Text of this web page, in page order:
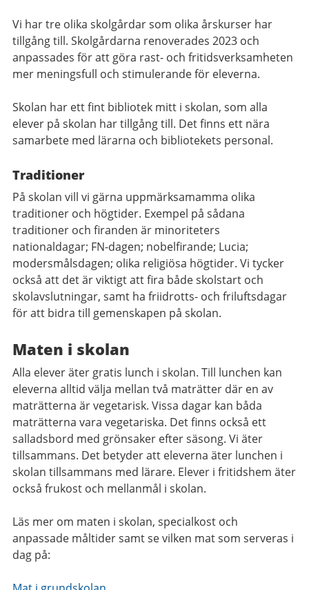
Vi har tre olika skolgårdar som olika årskurser har
tillgång till. Skolgårdarna renoverades 2023 och
anpassades för att göra rast- och fritidsverksamheten
mer meningsfull och stimulerande för eleverna.
Skolan har ett fint bibliotek mitt i skolan, som alla
elever på skolan har tillgång till. Det finns ett nära
samarbete med lärarna och bibliotekets personal.
Traditioner
På skolan vill vi gärna uppmärksamamma olika
traditioner och högtider. Exempel på sådana
traditioner och firanden är minoriteters
nationaldagar; FN-dagen; nobelfirande; Lucia;
modersmålsdagen; olika religiösa högtider. Vi tycker
också att det är viktigt att fira både skolstart och
skolavslutningar, samt ha friidrotts- och friluftsdagar
för att bidra till gemenskapen på skolan.
Maten i skolan
Alla elever äter gratis lunch i skolan. Till lunchen kan
eleverna alltid välja mellan två maträtter där en av
maträtterna är vegetarisk. Vissa dagar kan båda
maträtterna vara vegetariska. Det finns också ett
salladsbord med grönsaker efter säsong. Vi äter
tillsammans. Det betyder att eleverna äter lunchen i
skolan tillsammans med lärare. Elever i fritidshem äter
också frukost och mellanmål i skolan.
Läs mer om maten i skolan, specialkost och
anpassade måltider samt se vilken mat som serveras i
dag på: